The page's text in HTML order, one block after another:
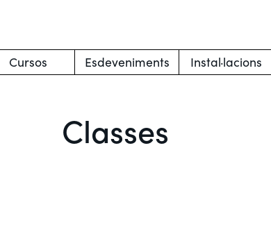
Cursos Esdeveniments Instal·lacions
Classes